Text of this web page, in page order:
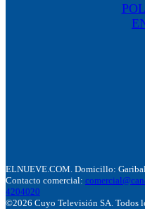
ELNUEVE.COM. Domicillo:
Contacto comercial:
4204020
©2026 Cuyo Televisión SA. Todos